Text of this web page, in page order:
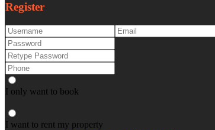
Register
I only want to book
I want to rent my property